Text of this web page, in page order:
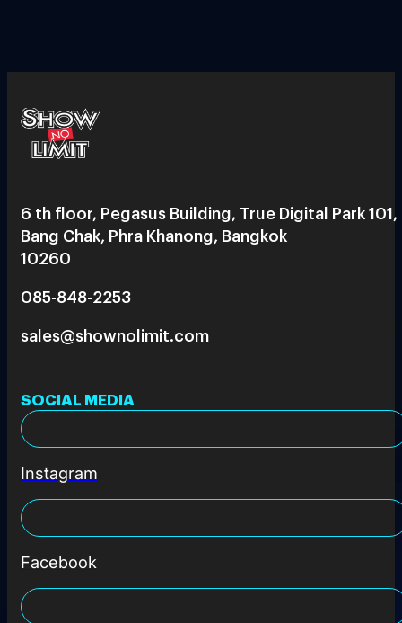
6 th floor, Pegasus Building, True Digital Park 101,
Bang Chak, Phra Khanong, Bangkok
10260
085-848-2253
sales@shownolimit.com
SOCIAL MEDIA
Instagram
Facebook